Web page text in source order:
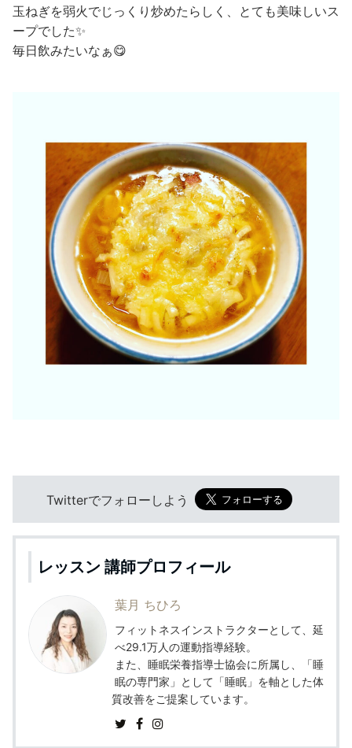
玉ねぎを弱火でじっくり炒めたらしく、とても美味しいス
ープでした✨
毎日飲みたいなぁ😋
Twitterでフォローしよう
レッスン 講師プロフィール
葉月 ちひろ
フィットネスインストラクターとして、延
べ29.1万人の運動指導経験。
また、睡眠栄養指導士協会に所属し、「睡
眠の専門家」として「睡眠」を軸とした体
質改善をご提案しています。